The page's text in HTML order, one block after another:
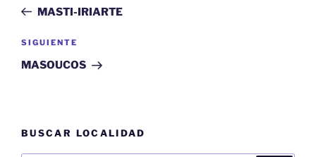
entradas
anterior:
MASTI-IRIARTE
Siguiente
entrada
SIGUIENTE
MASOUCOS
BUSCAR LOCALIDAD